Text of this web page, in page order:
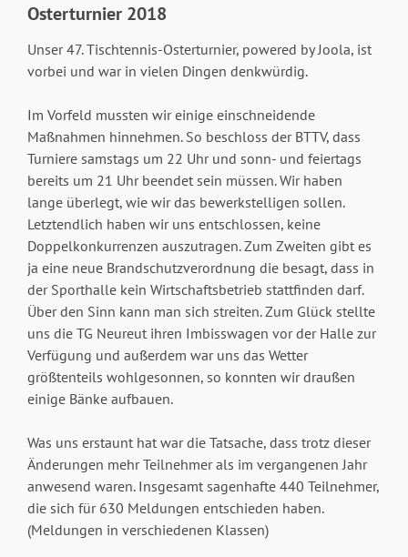
Osterturnier 2018
Unser 47. Tischtennis-Osterturnier, powered by Joola, ist
vorbei und war in vielen Dingen denkwürdig.
Im Vorfeld mussten wir einige einschneidende
Maßnahmen hinnehmen. So beschloss der BTTV, dass
Turniere samstags um 22 Uhr und sonn- und feiertags
bereits um 21 Uhr beendet sein müssen. Wir haben
lange überlegt, wie wir das bewerkstelligen sollen.
Letztendlich haben wir uns entschlossen, keine
Doppelkonkurrenzen auszutragen. Zum Zweiten gibt es
ja eine neue Brandschutzverordnung die besagt, dass in
der Sporthalle kein Wirtschaftsbetrieb stattfinden darf.
Über den Sinn kann man sich streiten. Zum Glück stellte
uns die TG Neureut ihren Imbisswagen vor der Halle zur
Verfügung und außerdem war uns das Wetter
größtenteils wohlgesonnen, so konnten wir draußen
einige Bänke aufbauen.
Was uns erstaunt hat war die Tatsache, dass trotz dieser
Änderungen mehr Teilnehmer als im vergangenen Jahr
anwesend waren. Insgesamt sagenhafte 440 Teilnehmer,
die sich für 630 Meldungen entschieden haben.
(Meldungen in verschiedenen Klassen)